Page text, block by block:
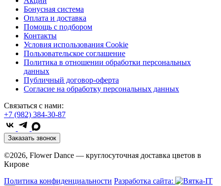
Бонусная система
Оплата и доставка
Помощь с подбором
Контакты
Условия использования Cookie
Пользовательское соглашение
Политика в отношении обработки персональных
данных
Публичный договор-оферта
Согласие на обработку персональных данных
Связаться с нами:
+7 (982) 384-30-87
Заказать звонок
©2026, Flower Dance — круглосуточная доставка цветов в
Кирове
Политика конфиденциальности Разработка сайта: